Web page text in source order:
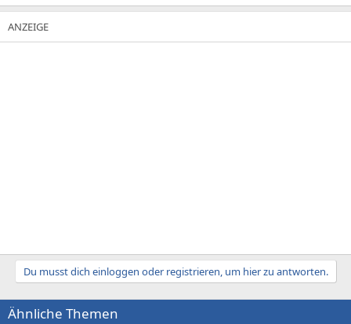
Du musst dich einloggen oder registrieren, um hier zu antworten.
Ähnliche Themen